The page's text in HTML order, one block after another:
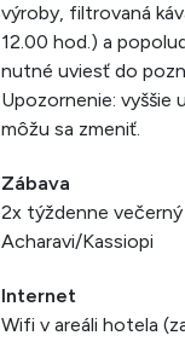
výroby, filtrovaná
12.00 hod.) a
nutné uviesť do
Upozornenie: vyššie
môžu sa zmeniť.
Zábava
2x týždenne
Acharavi/Kassiopi
Internet
Wifi v areáli hotela